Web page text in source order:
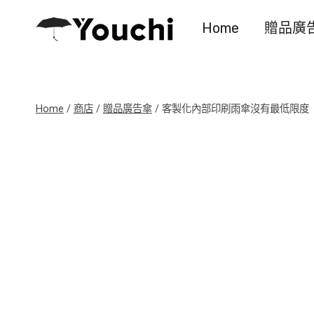
Home 贈品廣
Home / 商店 / 贈品廣告傘 / 客製化內部印刷雨傘沒有最低限度